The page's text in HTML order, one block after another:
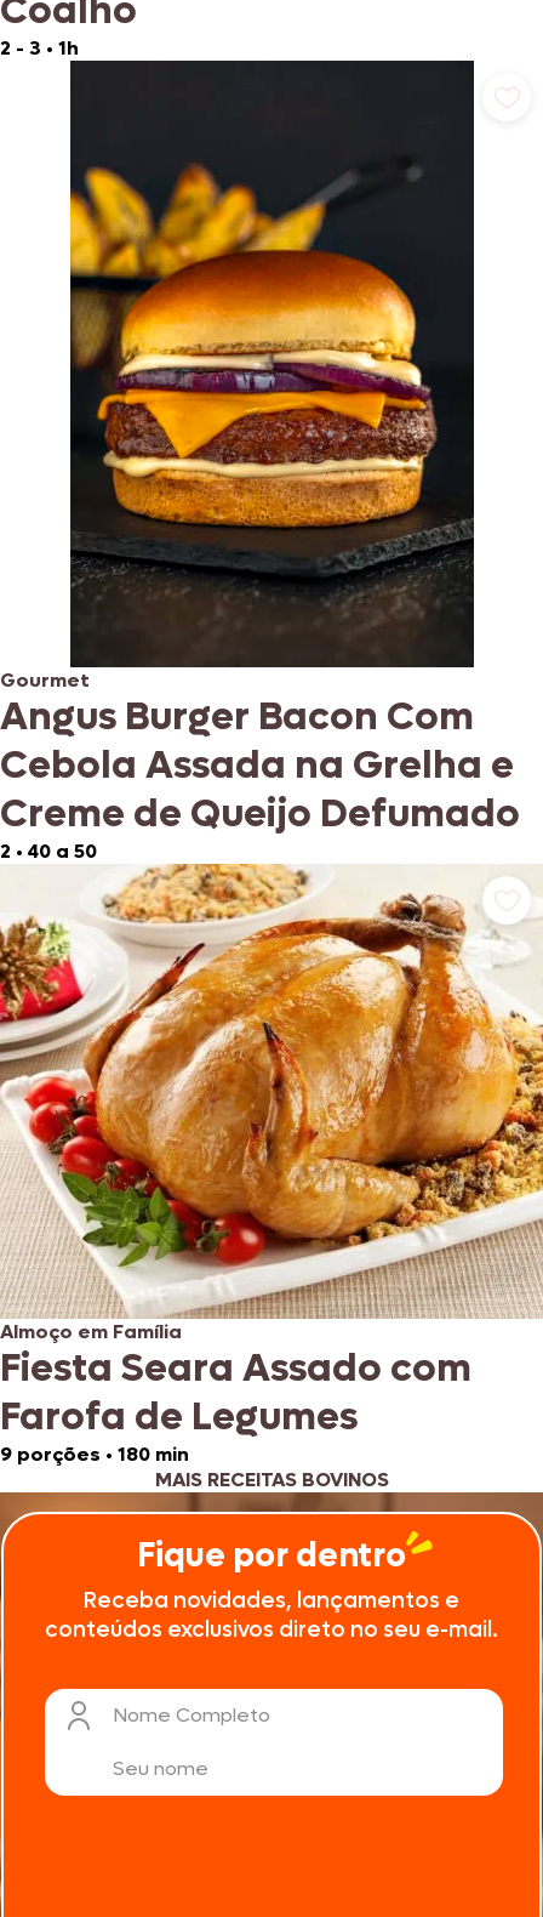
Coalho
2 - 3 • 1h
Gourmet
Angus Burger Bacon Com
Cebola Assada na Grelha e
Creme de Queijo Defumado
2 • 40 a 50
Almoço em Família
Fiesta Seara Assado com
Farofa de Legumes
9 porções • 180 min
MAIS RECEITAS BOVINOS
Fique por dentro
Receba novidades, lançamentos e
conteúdos exclusivos direto no seu e-mail.
Nome Completo